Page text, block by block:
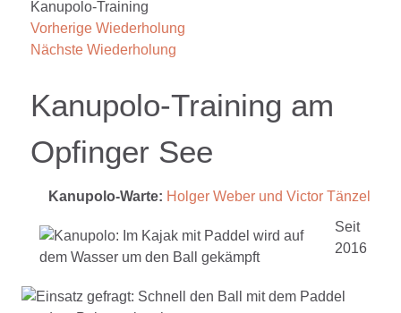
Kanupolo-Training
Vorherige Wiederholung
Nächste Wiederholung
Kanupolo-Training am
Opfinger See
Kanupolo-Warte: Holger Weber und Victor Tänzel
Seit
2016